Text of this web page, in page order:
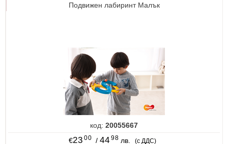
Подвижен лабиринт Малък
код: 20055667
€23 00 /44 98 лв. (с ДДС)